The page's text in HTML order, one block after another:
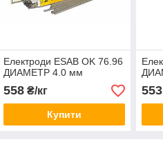
Електроди ESAB OK 76.96
ДИАМЕТР 4.0 мм
558₴/кг
Купити
553